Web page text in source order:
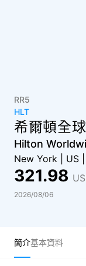
RR5
HLT
希爾頓全
Hilton
New York US
321.98
2026/08/06
簡介基本資料